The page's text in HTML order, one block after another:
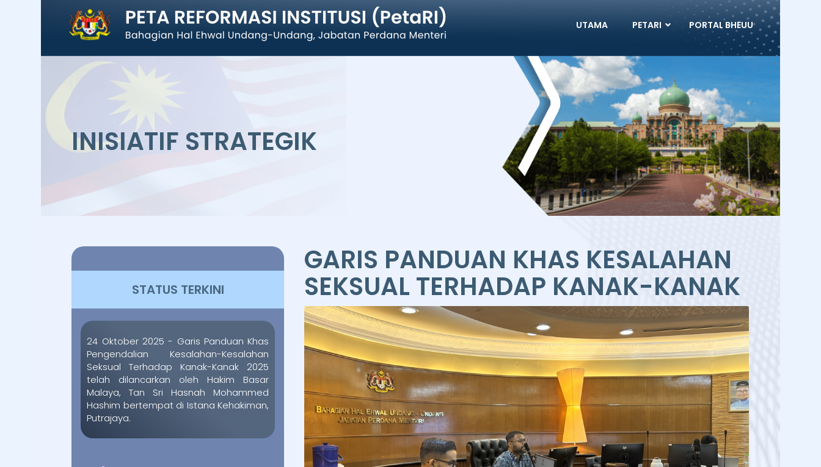
UTAMA PETARI PORTAL BHEUU
INISIATIF STRATEGIK
STATUS TERKINI
24 Oktober 2025 - Garis Panduan Khas
Pengendalian Kesalahan-Kesalahan
Seksual Terhadap Kanak-Kanak 2025
telah dilancarkan oleh Hakim Basar
Malaya, Tan Sri Hasnah Mohammed
Hashim bertempat di Istana Kehakiman,
Putrajaya.
GARIS PANDUAN KHAS KESALAHAN
SEKSUAL TERHADAP KANAK-KANAK